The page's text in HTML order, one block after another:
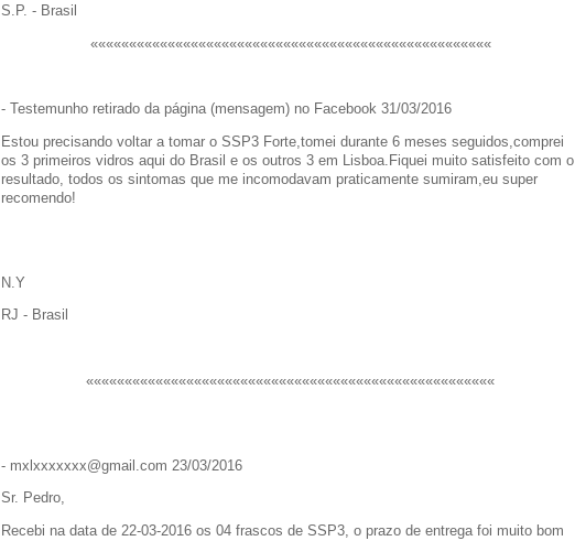
S.P. - Brasil
««««««««««««««««««««««««««««««««««««««««««««««««««««
- Testemunho retirado da página (mensagem) no Facebook 31/03/2016
Estou precisando voltar a tomar o SSP3 Forte,tomei durante 6 meses seguidos,comprei
os 3 primeiros vidros aqui do Brasil e os outros 3 em Lisboa.Fiquei muito satisfeito com o
resultado, todos os sintomas que me incomodavam praticamente sumiram,eu super
recomendo!
N.Y
RJ - Brasil
«««««««««««««««««««««««««««««««««««««««««««««««««««««
- mxlxxxxxxx@gmail.com 23/03/2016
Sr. Pedro,
Recebi na data de 22-03-2016 os 04 frascos de SSP3, o prazo de entrega foi muito bom